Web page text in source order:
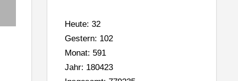
Heute: 32
Gestern: 102
Monat: 591
Jahr: 180423